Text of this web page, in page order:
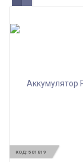
КОД: 501819